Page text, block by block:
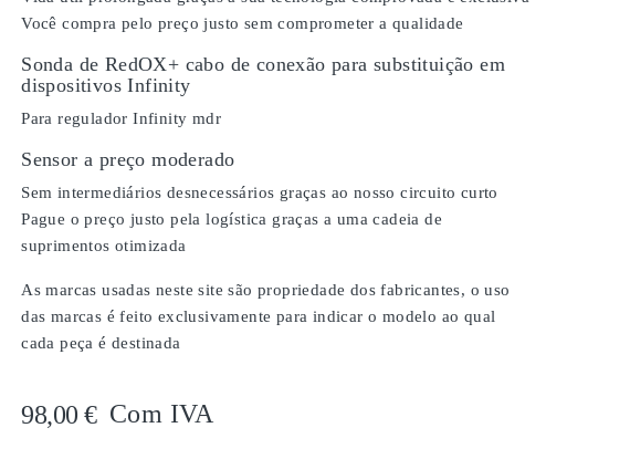
Você compra pelo preço justo sem comprometer a qualidade
Sonda de RedOX+ cabo de conexão para substituição em
dispositivos Infinity
Para regulador Infinity mdr
Sensor a preço moderado
Sem intermediários desnecessários graças ao nosso circuito curto
Pague o preço justo pela logística graças a uma cadeia de
suprimentos otimizada
As marcas usadas neste site são propriedade dos fabricantes, o uso
das marcas é feito exclusivamente para indicar o modelo ao qual
cada peça é destinada
98,00 € Com IVA